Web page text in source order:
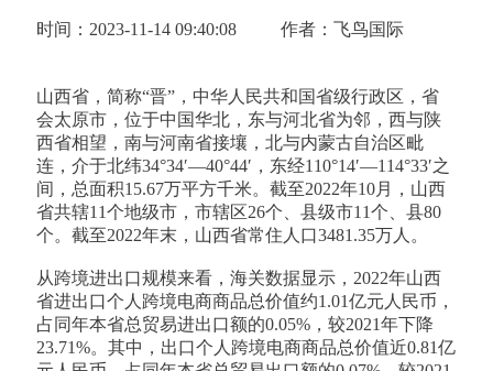
时间：2023-11-14 09:40:08 作者：飞鸟国际
山西省，简称“晋”，中华人民共和国省级行政区，省
会太原市，位于中国华北，东与河北省为邻，西与陕
西省相望，南与河南省接壤，北与内蒙古自治区毗
连，介于北纬34°34′—40°44′，东经110°14′—114°33′之
间，总面积15.67万平方千米。截至2022年10月，山西
省共辖11个地级市，市辖区26个、县级市11个、县80
个。截至2022年末，山西省常住人口3481.35万人。
从跨境进出口规模来看，海关数据显示，2022年山西
省进出口个人跨境电商商品总价值约1.01亿元人民币，
占同年本省总贸易进出口额的0.05%，较2021年下降
23.71%。其中，出口个人跨境电商商品总价值近0.81亿